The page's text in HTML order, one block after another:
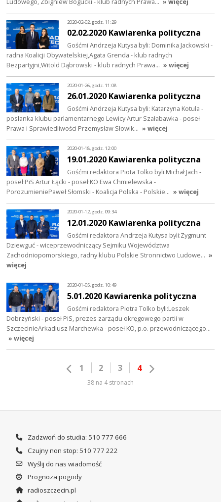
2020-02-02, godz. 11:29
02.02.2020 Kawiarenka polityczna
Gośćmi Andrzeja Kutysa byli: Dominika Jackowski -
radna Koalicji Obywatelskiej,Agata Grenda - klub radnych
Bezpartyjni,Witold Dąbrowski - klub radnych Prawa… » więcej
2020-01-26, godz. 11:08
26.01.2020 Kawiarenka polityczna
Gośćmi Andrzeja Kutysa byli: Katarzyna Kotula -
posłanka klubu parlamentarnego Lewicy Artur Szałabawka - poseł
Prawa i Sprawiedliwości Przemysław Słowik… » więcej
2020-01-18, godz. 12:00
19.01.2020 Kawiarenka polityczna
Gośćmi redaktora Piota Tolko byli:Michał Jach -
poseł PiS Artur Łącki - poseł KO Ewa Chmielewska -
PorozumieniePaweł Słomski - Koalicja Polska - Polskie… » więcej
2020-01-12, godz. 09:34
12.01.2020 Kawiarenka polityczna
Gośćmi redaktora Andrzeja Kutysa byli:Zygmunt
Dziewguć - wiceprzewodniczący Sejmiku Województwa
Zachodniopomorskiego, radny klubu Polskie Stronnictwo Ludowe… »
więcej
2020-01-05, godz. 10:49
5.01.2020 Kawiarenka polityczna
Gośćmi redaktora Piotra Tolko byli:Leszek
Dobrzyński - poseł PiS, prezes zarządu okręgowego partii w
SzczecinieArkadiusz Marchewka - poseł KO, p.o. przewodniczącego…
» więcej
1 2 3 4
38 na 4 stronach
Zadzwoń do studia: 510 777 666
Czujny non stop: 510 777 222
Wyślij do nas wiadomość
Prognoza pogody
radioszczecin.pl